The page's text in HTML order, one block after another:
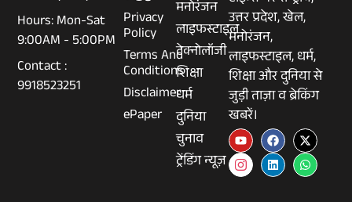
उत्तर प्रदेश, खेल,
मनोरंजन,
लाइफस्टाइल, धर्म,
शिक्षा और दुनिया से
जुड़ी ताज़ा व ब्रेकिंग
खबरें।
मनोरंजन
लाइफस्टाइल
टेक्नोलॉजी
शिक्षा
धर्म
दुनिया
चुनाव
ट्रेंडिंग न्यूज़
Privacy
Policy
Terms And
Conditions
Disclaimer
ePaper
Hours: Mon-Sat
9:00AM - 5:00PM
Contact :
9918523251